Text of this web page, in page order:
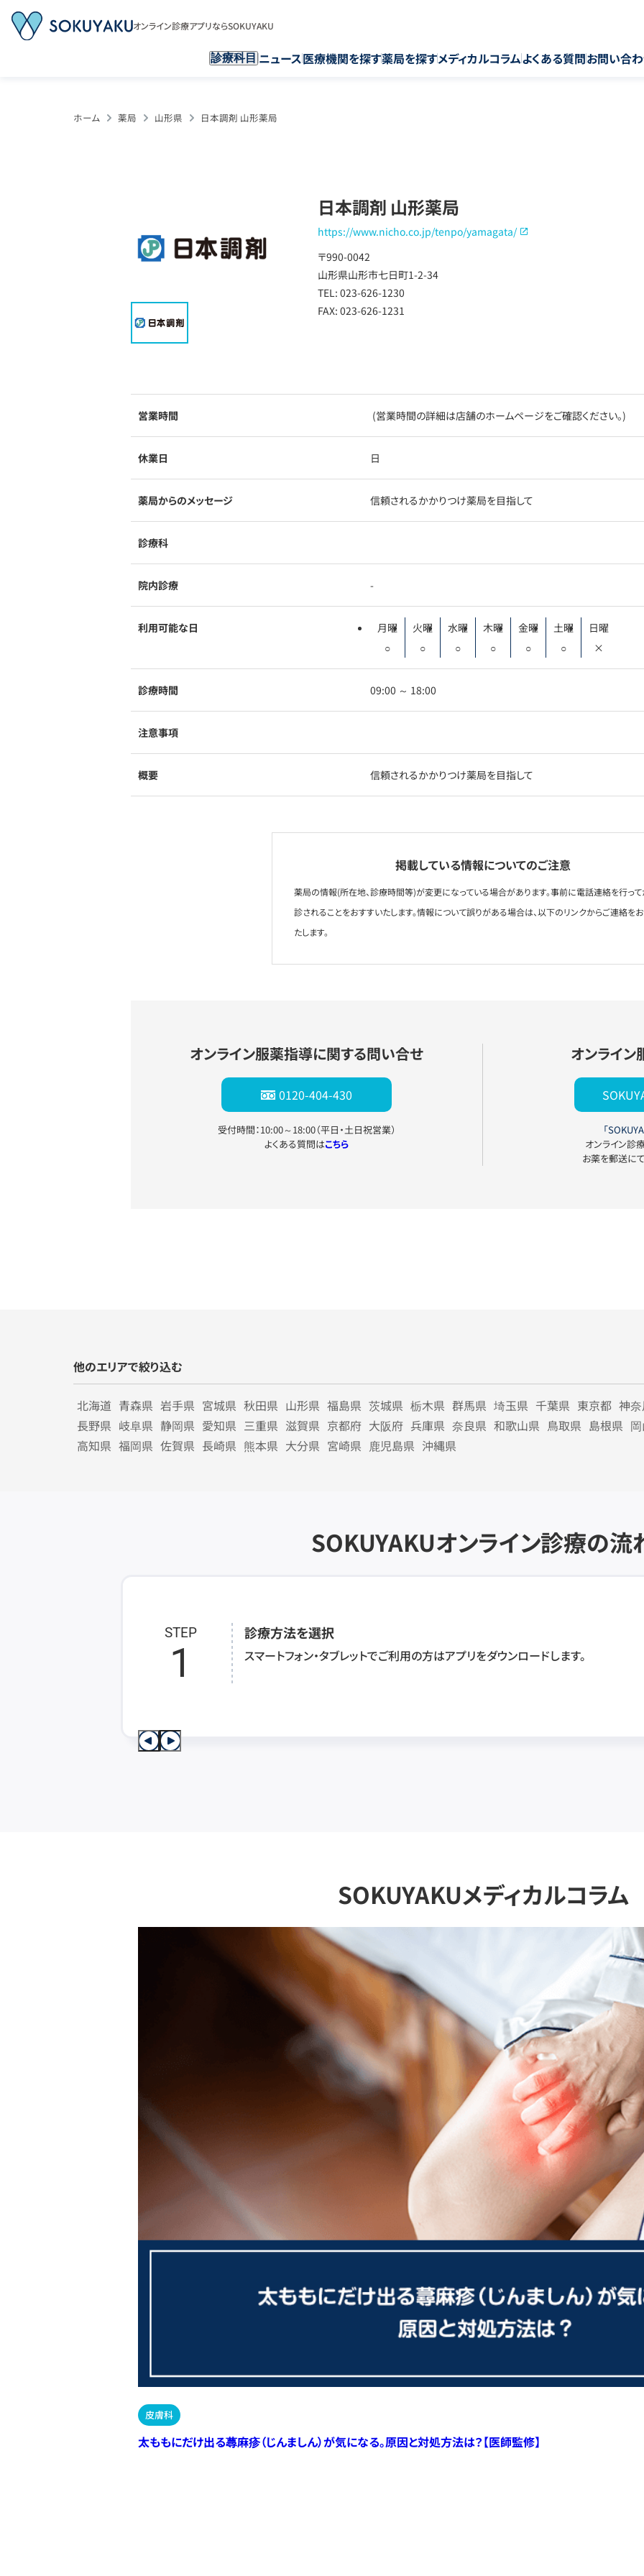
オンライン診療アプリならSOKUYAKU
診療科目 ニュース医療機関を探す薬局を探すメディカルコラムよくある質問お問い合
ホーム 薬局 山形県 日本調剤 山形薬局
日本調剤 山形薬局
https://www.nicho.co.jp/tenpo/yamagata/
〒990-0042
山形県山形市七日町1-2-34
TEL: 023-626-1230
FAX: 023-626-1231
営業時間 (営業時間の詳細は店舗のホームページをご確認ください。)
休業日 日
薬局からのメッセージ 信頼されるかかりつけ薬局を目指して
診療科
院内診療 -
利用可能な日
月曜
○
火曜
○
水曜
○
木曜
○
金曜
○
土曜
○
日曜
×
診療時間 09:00 ～ 18:00
注意事項
概要 信頼されるかかりつけ薬局を目指して
掲載している情報についてのご注意
薬局の情報(所在地、診療時間等)が変更になっている場合があります。事前に電話連絡を行っ
診されることをおすすいたします。情報について誤りがある場合は、以下のリンクからご連絡を
たします。
オンライン服薬指導に関する問い合せ
0120-404-430
受付時間：10:00～18:00（平日・土日祝営業）
よくある質問はこちら
オンライ
「
オンライン診
お薬を郵送に
他のエリアで絞り込む
北海道 青森県 岩手県 宮城県 秋田県 山形県 福島県 茨城県 栃木県 群馬県 埼玉県 千葉県 東京都 神
長野県 岐阜県 静岡県 愛知県 三重県 滋賀県 京都府 大阪府 兵庫県 奈良県 和歌山県 鳥取県 島根県
高知県 福岡県 佐賀県 長崎県 熊本県 大分県 宮崎県 鹿児島県 沖縄県
SOKUYAKUオンライン診療の流
STEP
1
診療方法を選択
スマートフォン・タブレットでご利用の方はアプリをダウンロードします。
SOKUYAKUメディカルコラム
皮膚科
太ももにだけ出る蕁麻疹（じんましん）が気になる。原因と対処方法は？【医師監修】